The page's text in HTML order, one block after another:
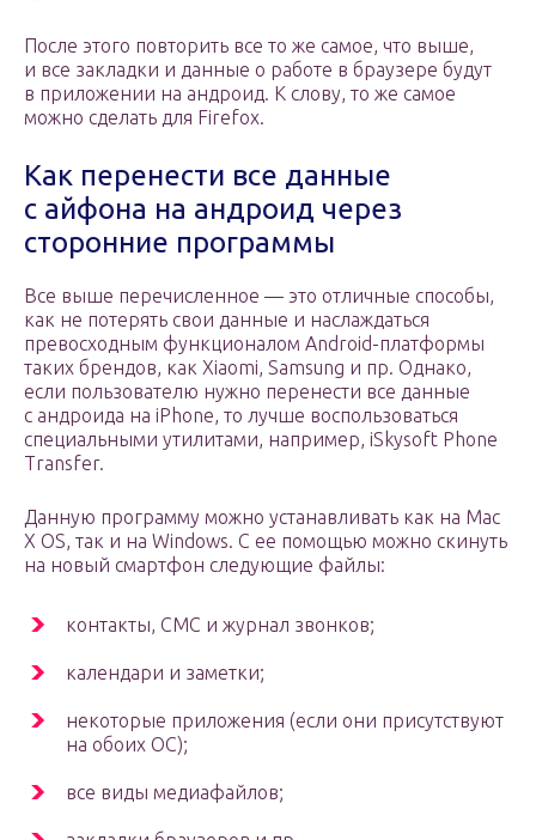
После этого повторить все то же самое, что выше,
и все закладки и данные о работе в браузере будут
в приложении на андроид. К слову, то же самое
можно сделать для Firefox.
Как перенести все данные
с айфона на андроид через
сторонние программы
Все выше перечисленное — это отличные способы,
как не потерять свои данные и наслаждаться
превосходным функционалом Android-платформы
таких брендов, как Xiaomi, Samsung и пр. Однако,
если пользователю нужно перенести все данные
с андроида на iPhone, то лучше воспользоваться
специальными утилитами, например, iSkysoft Phone
Transfer.
Данную программу можно устанавливать как на Mac
X OS, так и на Windows. С ее помощью можно скинуть
на новый смартфон следующие файлы:
контакты, СМС и журнал звонков;
календари и заметки;
некоторые приложения (если они присутствуют
на обоих ОС);
все виды медиафайлов;